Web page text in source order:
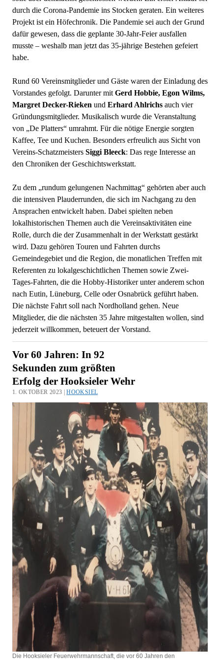
durch die Corona-Pandemie ins Stocken geraten. Ein weiteres
Projekt ist ein Höfechronik. Die Pandemie sei auch der Grund
dafür gewesen, dass die geplante 30-Jahr-Feier ausfallen
musste – weshalb man jetzt das 35-jährige Bestehen gefeiert
habe.
Rund 60 Vereinsmitglieder und Gäste waren der Einladung des
Vorstandes gefolgt. Darunter mit Gerd Hobbie, Egon Wilms,
Margret Decker-Rieken und Erhard Ahlrichs auch vier
Gründungsmitglieder. Musikalisch wurde die Veranstaltung
von „De Platters“ umrahmt. Für die nötige Energie sorgten
Kaffee, Tee und Kuchen. Besonders erfreulich aus Sicht von
Vereins-Schatzmeisters Siggi Bleeck: Das rege Interesse an
den Chroniken der Geschichtswerkstatt.
Zu dem „rundum gelungenen Nachmittag“ gehörten aber auch
die intensiven Plauderrunden, die sich im Nachgang zu den
Ansprachen entwickelt haben. Dabei spielten neben
lokalhistorischen Themen auch die Vereinsaktivitäten eine
Rolle, durch die der Zusammenhalt in der Werkstatt gestärkt
wird. Dazu gehören Touren und Fahrten durchs
Gemeindegebiet und die Region, die monatlichen Treffen mit
Referenten zu lokalgeschichtlichen Themen sowie Zwei-
Tages-Fahrten, die die Hobby-Historiker unter anderem schon
nach Eutin, Lüneburg, Celle oder Osnabrück geführt haben.
Die nächste Fahrt soll nach Nordholland gehen. Neue
Mitglieder, die die nächsten 35 Jahre mitgestalten wollen, sind
jederzeit willkommen, beteuert der Vorstand.
Vor 60 Jahren: In 92
Sekunden zum größten
Erfolg der Hooksieler Wehr
1. OKTOBER 2023 |HOOKSIEL
Die Hooksieler Feuerwehrmannschaft, die vor 60 Jahren den